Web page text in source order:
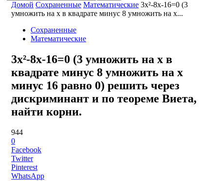
Домой Сохраненные Математические 3x²-8x-16=0 (3
умножить на x в квадрате минус 8 умножить на x...
Сохраненные
Математические
3x²-8x-16=0 (3 умножить на x в
квадрате минус 8 умножить на x
минус 16 равно 0) решить через
дискриминант и по теореме Виета,
найти корни.
944
0
Facebook
Twitter
Pinterest
WhatsApp